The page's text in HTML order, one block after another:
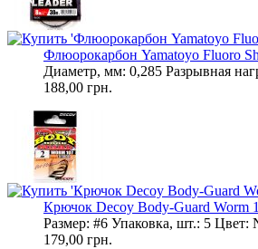
Флюорокарбон Yamatoyo Fluoro
Диаметр, мм: 0,285 Разрывная
188,00 грн.
Крючок Decoy Body-Guard Worm
Размер: #6 Упаковка, шт.: 5 Цвет:
179,00 грн.